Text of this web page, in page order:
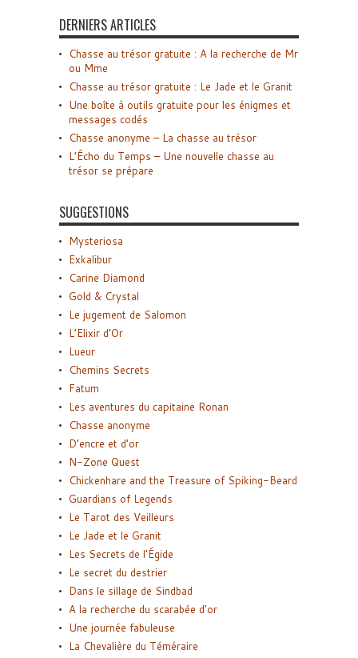
DERNIERS ARTICLES
Chasse au trésor gratuite : A la recherche de Mr
ou Mme
Chasse au trésor gratuite : Le Jade et le Granit
Une boîte à outils gratuite pour les énigmes et
messages codés
Chasse anonyme – La chasse au trésor
L’Écho du Temps – Une nouvelle chasse au
trésor se prépare
SUGGESTIONS
Mysteriosa
Exkalibur
Carine Diamond
Gold & Crystal
Le jugement de Salomon
L’Elixir d’Or
Lueur
Chemins Secrets
Fatum
Les aventures du capitaine Ronan
Chasse anonyme
D’encre et d’or
N-Zone Quest
Chickenhare and the Treasure of Spiking-Beard
Guardians of Legends
Le Tarot des Veilleurs
Le Jade et le Granit
Les Secrets de l’Égide
Le secret du destrier
Dans le sillage de Sindbad
A la recherche du scarabée d’or
Une journée fabuleuse
La Chevalière du Téméraire